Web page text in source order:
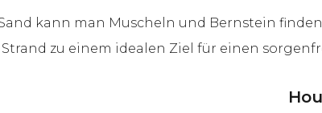
kann man Muscheln und Bernstein
zu einem idealen Ziel für einen